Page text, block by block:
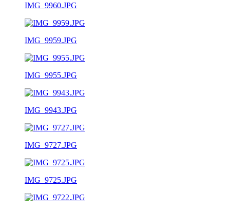
IMG_9960.JPG
IMG_9959.JPG
IMG_9955.JPG
IMG_9943.JPG
IMG_9727.JPG
IMG_9725.JPG